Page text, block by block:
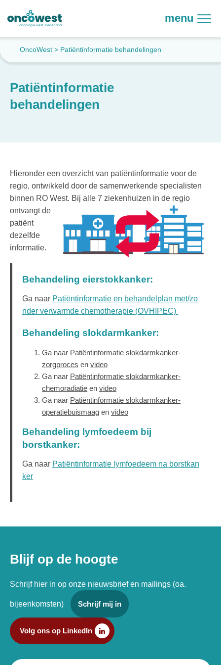
menu
OncoWest > Patiëntinformatie behandelingen
Patiëntinformatie
behandelingen
Hieronder een overzicht van patiëntinformatie voor de
regio, ontwikkeld door de samenwerkende specialisten
binnen RO West. Bij alle 7 ziekenhuizen in de regio
ontvangt de
patiënt
dezelfde
informatie.
Behandeling eierstokkanker:
Ga naar Patiëntinformatie en behandelplan met/zo
nder verwarmde chemotherapie (OVHIPEC)
Behandeling slokdarmkanker:
Ga naar Patiëntinformatie slokdarmkanker-
zorgproces en video
Ga naar Patiëntinformatie slokdarmkanker-
chemoradiatie en video
Ga naar Patiëntinformatie slokdarmkanker-
operatiebuismaag en video
Behandeling lymfoedeem bij
borstkanker:
Ga naar Patiëntinformatie lymfoedeem na borstkan
ker
Blijf op de hoogte
Schrijf hier in op onze nieuwsbrief en mailings (oa.
bijeenkomsten) Schrijf mij in
Volg ons op LinkedIn